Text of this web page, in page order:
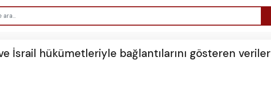
ve İsrail hükümetleriyle bağlantılarını gösteren veriler